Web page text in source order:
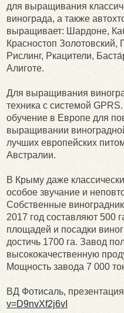
для выращивания
винограда, а также
выращивает: Шардоне,
Красностоп
Рислинг, Ркацители,
Алиготе.
Для выращивания
техника с системой
обучение в Европе для
выращивании
лучших европейских
Австралии.
В Крыму даже
особое звучание и
Собственные
2017 год составляют 500
площадей и посадки
достичь 1700 га. Завод
высококачественную
Мощность завода 7 000
ВД Фотисаль, презентация
v=D9nvXf2j6vI